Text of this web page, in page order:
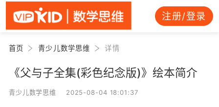
注册/登录
首页 青少儿数学思维 详情
《父与子全集(彩色纪念版)》绘本简介
青少儿数学思维 2025-08-04 18:01:37